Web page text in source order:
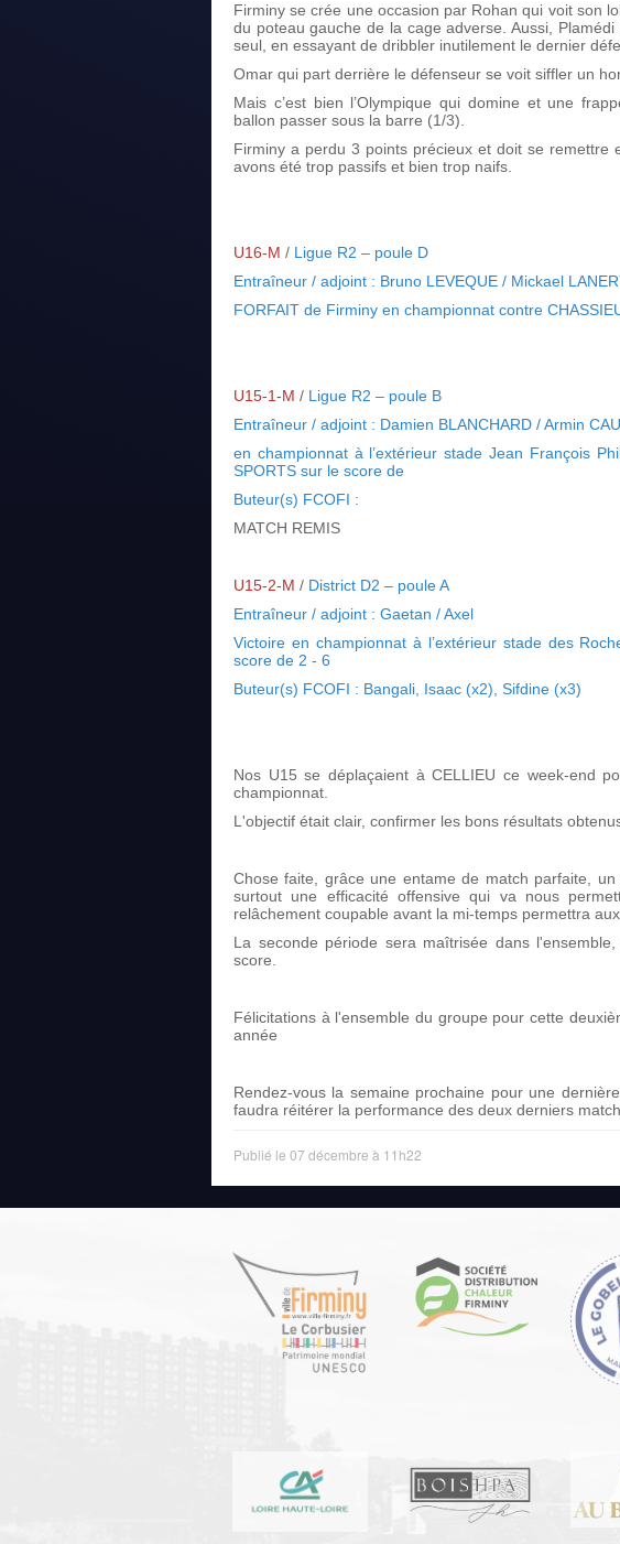
Firminy se crée une occasion par Rohan qui voit son
du poteau gauche de la cage adverse. Aussi,
seul, en essayant de dribbler inutilement le dernier
Omar qui part derrière le défenseur se voit siffler un
Mais c’est bien l’Olympique qui domine et une
ballon passer sous la barre (1/3).
Firminy a perdu 3 points précieux et doit se remettre
avons été trop passifs et bien trop naifs.
U16-M / Ligue R2 – poule D
Entraîneur / adjoint : Bruno LEVEQUE / Mickael
FORFAIT de Firminy en championnat contre
U15-1-M / Ligue R2 – poule B
Entraîneur / adjoint : Damien BLANCHARD / Armin
en championnat à l’extérieur stade Jean François
SPORTS sur le score de
Buteur(s) FCOFI :
MATCH REMIS
U15-2-M / District D2 – poule A
Entraîneur / adjoint : Gaetan / Axel
Victoire en championnat à l’extérieur stade des
score de 2 - 6
Buteur(s) FCOFI : Bangali, Isaac (x2), Sifdine (x3)
Nos U15 se déplaçaient à CELLIEU ce week-end
championnat.
L'objectif était clair, confirmer les bons résultats
Chose faite, grâce une entame de match parfaite,
surtout une efficacité offensive qui va nous
relâchement coupable avant la mi-temps permettra
La seconde période sera maîtrisée dans
score.
Félicitations à l'ensemble du groupe pour cette
année
Rendez-vous la semaine prochaine pour une
faudra réitérer la performance des deux derniers
Publié le 07 décembre à 11h22